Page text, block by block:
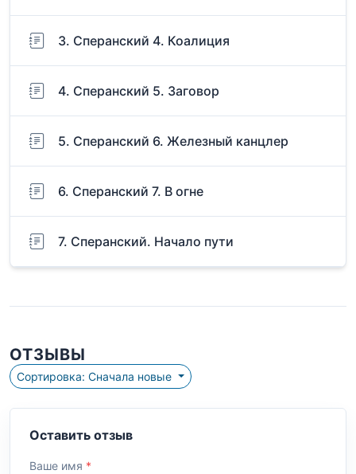
3. Сперанский 4. Коалиция
4. Сперанский 5. Заговор
5. Сперанский 6. Железный канцлер
6. Сперанский 7. В огне
7. Сперанский. Начало пути
ОТЗЫВЫ
Сортировка: Сначала новые
Оставить отзыв
Ваше имя *